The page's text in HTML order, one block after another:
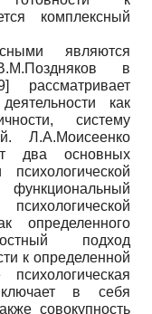
комплексный
являются
в
]
рассматривает
как
систему
Л.А.Моисеенко
два основных
определенного
подход
к определенной
в себя
совокупность